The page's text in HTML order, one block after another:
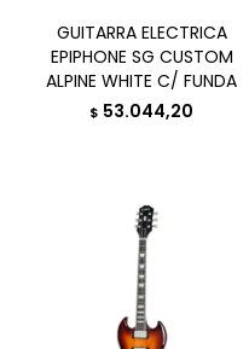
GUITARRA ELECTRICA
EPIPHONE SG CUSTOM
ALPINE WHITE C/ FUNDA
$ 53.044,20